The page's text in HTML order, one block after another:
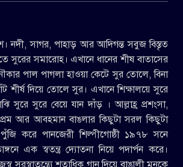
নদী, সাগর, পাহাড় আর আদিগন্ত সবুজ বিস্তৃত
সুরের সমারোহ। এখানে ধানের শীষ বাতাসের
পাল পাগলা হাওয়া কেটে সুর তোলে, বিনা
শীর্ষ দিয়ে তোলে সুর। এখানে শিক্ষালয়ে সুরে
সুরে সুরে বেয়ে যান দাঁড় । আল্লাহ্র প্রশংসা,
আর আবহমান বাঙলার কিছুটা সরল কিছুটা
পুঁজি করে পানজেরী শিল্পীগোষ্ঠী ১৯৭৮ সনে
এক স্বতন্ত্র দ্যোতনা নিয়ে পদার্পন করে।